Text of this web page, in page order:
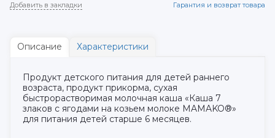
Добавить в закладки Гарантия и возврат товара
Описание Характеристики
Продукт детского питания для детей раннего
возраста, продукт прикорма, сухая
быстрорастворимая молочная каша «Каша 7
злаков с ягодами на козьем молоке MAMAKO®»
для питания детей старше 6 месяцев.